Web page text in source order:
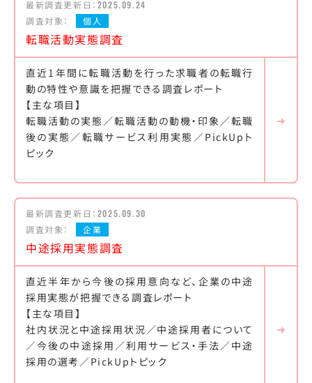
最新調査更新日： 2025.09.24
調査対象：
個人
転職活動実態調査
直近1年間に転職活動を行った求職者の転職行
動の特性や意識を把握できる調査レポート
【主な項目】
転職活動の実態／転職活動の動機・印象／転職
後の実態／転職サービス利用実態／PickUpト
ピック
最新調査更新日： 2025.09.30
調査対象：
企業
中途採用実態調査
直近半年から今後の採用意向など、企業の中途
採用実態が把握できる調査レポート
【主な項目】
社内状況と中途採用状況／中途採用者について
／今後の中途採用／利用サービス・手法／中途
採用の選考／PickUpトピック